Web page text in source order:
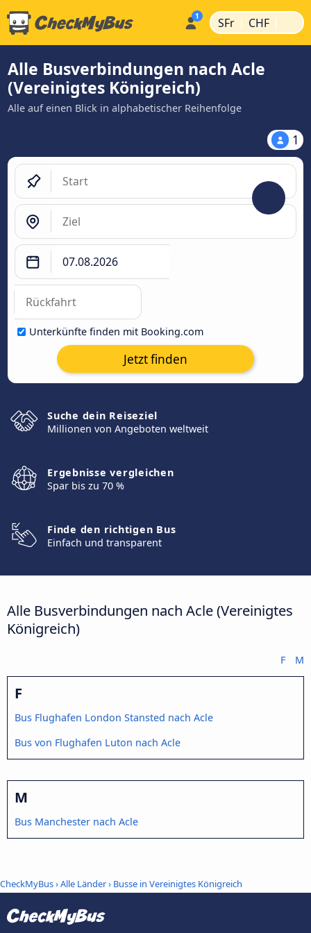
SFr | CHF |
Alle Busverbindungen nach Acle
(Vereinigtes Königreich)
Alle auf einen Blick in alphabetischer Reihenfolge
1
Unterkünfte finden mit Booking.com
Jetzt finden
Suche dein Reiseziel
Millionen von Angeboten weltweit
Ergebnisse vergleichen
Spar bis zu 70 %
Finde den richtigen Bus
Einfach und transparent
Alle Busverbindungen nach Acle (Vereinigtes
Königreich)
F M
F
Bus Flughafen London Stansted nach Acle
Bus von Flughafen Luton nach Acle
M
Bus Manchester nach Acle
CheckMyBus›Alle Länder› Busse in Vereinigtes Königreich